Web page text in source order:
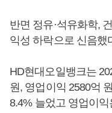
반면 정유·석유화학,
익성 하락으로 신음했
HD현대오일뱅크는
원, 영업이익 2580억
8.4% 늘었고 영업이